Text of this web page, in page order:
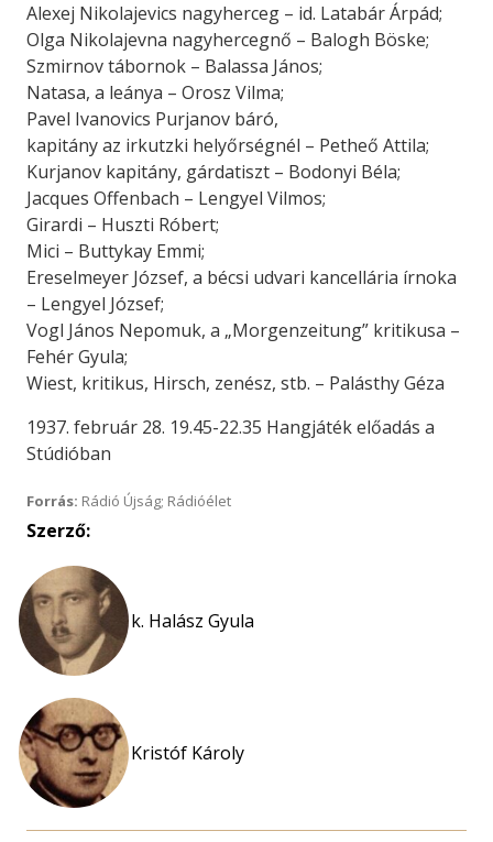
Alexej Nikolajevics nagyherceg – id. Latabár Árpád;
Olga Nikolajevna nagyhercegnő – Balogh Böske;
Szmirnov tábornok – Balassa János;
Natasa, a leánya – Orosz Vilma;
Pavel Ivanovics Purjanov báró,
kapitány az irkutzki helyőrségnél – Petheő Attila;
Kurjanov kapitány, gárdatiszt – Bodonyi Béla;
Jacques Offenbach – Lengyel Vilmos;
Girardi – Huszti Róbert;
Mici – Buttykay Emmi;
Ereselmeyer József, a bécsi udvari kancellária írnoka
– Lengyel József;
Vogl János Nepomuk, a „Morgenzeitung” kritikusa –
Fehér Gyula;
Wiest, kritikus, Hirsch, zenész, stb. – Palásthy Géza
1937. február 28. 19.45-22.35 Hangjáték előadás a
Stúdióban
Forrás: Rádió Újság; Rádióélet
Szerző:
k. Halász Gyula
Kristóf Károly